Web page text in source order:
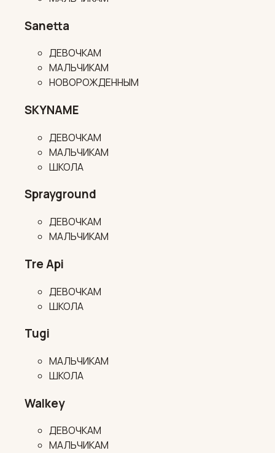
Sanetta
ДЕВОЧКАМ
МАЛЬЧИКАМ
НОВОРОЖДЕННЫМ
SKYNAME
ДЕВОЧКАМ
МАЛЬЧИКАМ
ШКОЛА
Sprayground
ДЕВОЧКАМ
МАЛЬЧИКАМ
Tre Api
ДЕВОЧКАМ
ШКОЛА
Tugi
МАЛЬЧИКАМ
ШКОЛА
Walkey
ДЕВОЧКАМ
МАЛЬЧИКАМ